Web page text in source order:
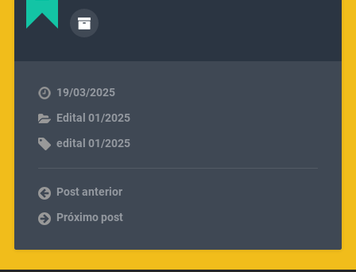
19/03/2025
Edital 01/2025
edital 01/2025
Post anterior
Próximo post